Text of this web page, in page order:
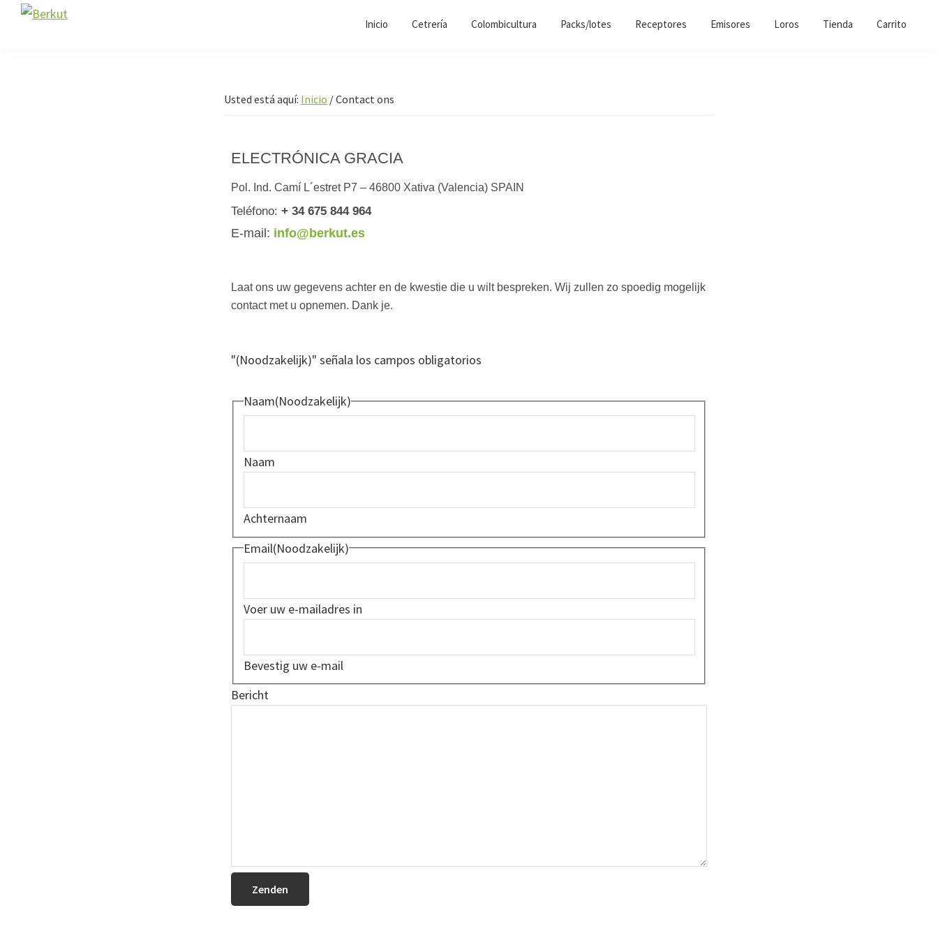
Saltar
Saltar
Inicio Cetrería Colombicultura Packs/lotes Receptores Emisores Loros Tienda Carrito
Usted está aquí: Inicio /Contact ons
ELECTRÓNICA GRACIA
Pol. Ind. Camí L´estret P7 – 46800 Xativa (Valencia) SPAIN
Teléfono: + 34 675 844 964
E-mail: info@berkut.es
Laat ons uw gegevens achter en de kwestie die u wilt bespreken. Wij zullen zo spoedig mogelijk
contact met u opnemen. Dank je.
"(Noodzakelijk)" señala los campos obligatorios
Naam(Noodzakelijk)
Naam
Achternaam
Email(Noodzakelijk)
Voer uw e-mailadres in
Bevestig uw e-mail
Bericht